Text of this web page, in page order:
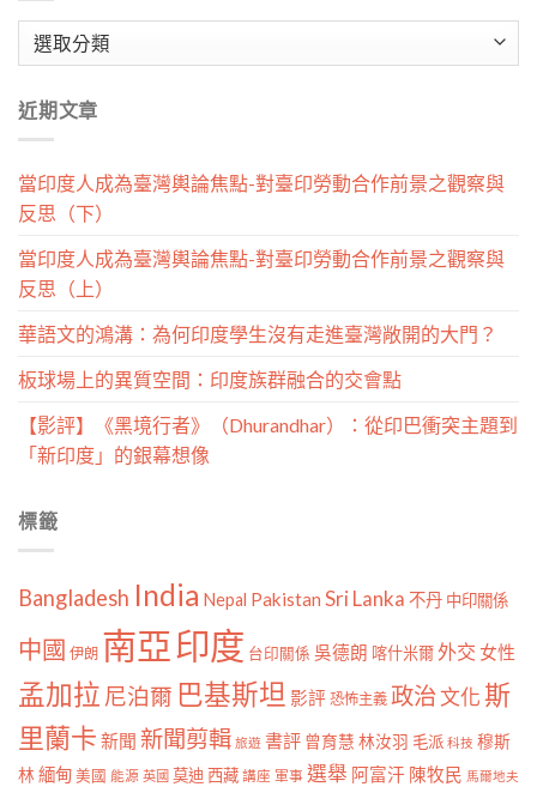
章
類
近期文章
當印度人成為臺灣輿論焦點-對臺印勞動合作前景之觀察與
反思（下）
當印度人成為臺灣輿論焦點-對臺印勞動合作前景之觀察與
反思（上）
華語文的鴻溝：為何印度學生沒有走進臺灣敞開的大門？
板球場上的異質空間：印度族群融合的交會點
【影評】《黑境行者》（Dhurandhar）：從印巴衝突主題到
「新印度」的銀幕想像
標籤
Bangladesh India Nepal Pakistan Sri Lanka 不丹 中印關係
中國 伊朗 南亞印度 台印關係 吳德朗 喀什米爾外交 女性
孟加拉 尼泊爾 巴基斯坦 影評 恐怖主義 政治文化斯
里蘭卡 新聞 新聞剪輯 旅遊 書評 曾育慧 林汝羽 毛派 科技 穆斯
林 緬甸 美國 能源 英國 莫迪 西藏 講座 軍事 選舉 阿富汗 陳牧民 馬爾地夫